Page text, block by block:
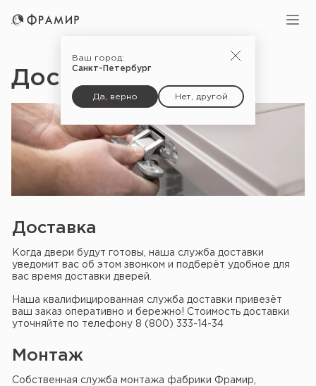
Ваш город:
Санкт-Петербург
Да, верно Нет, другой
Доставка и монтаж
Доставка
Когда двери будут готовы, наша служба доставки
уведомит вас об этом звонком и подберёт удобное для
вас время доставки дверей.
Наша квалифицированная служба доставки привезёт
ваш заказ оперативно и бережно! Стоимость доставки
уточняйте по телефону 8 (800) 333-14-34
Монтаж
Собственная служба монтажа фабрики Фрамир,